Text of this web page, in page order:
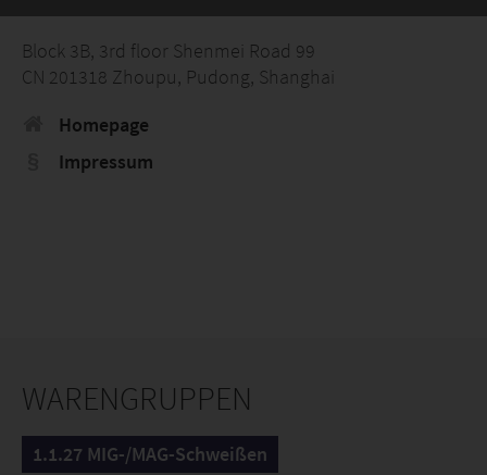
Block 3B, 3rd floor Shenmei Road 99
CN 201318 Zhoupu, Pudong, Shanghai
Homepage
Impressum
WARENGRUPPEN
1.1.27 MIG-/MAG-Schweißen